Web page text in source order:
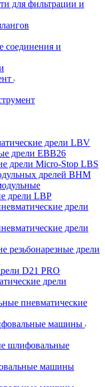
для фильтрации и
соединения и
дрели LBV
дрели EBB26
дрели Micro-Stop LBS
дрелей BHM
дрели LBP
дрели
дрели
резьбонарезные дрели
D21 PRO
дрели
пневматические
машины
шлифовальные
машины